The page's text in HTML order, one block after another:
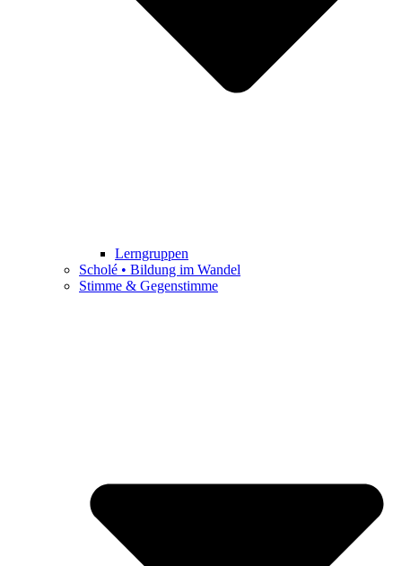
Lerngruppen
Scholé • Bildung im Wandel
Stimme & Gegenstimme